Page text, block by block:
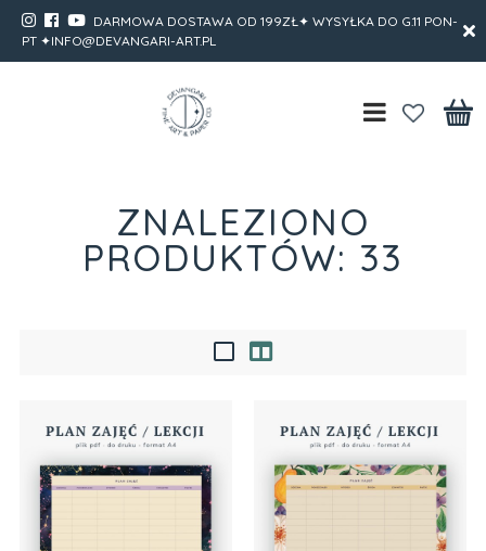
DARMOWA DOSTAWA OD 199ZŁ✦ WYSYŁKA DO G.11 PON-
PT ✦INFO@DEVANGARI-ART.PL
ZNALEZIONO
PRODUKTÓW: 33